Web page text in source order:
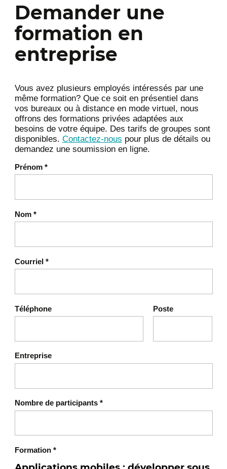
Demander une
formation en
entreprise
Vous avez plusieurs employés intéressés par une
même formation? Que ce soit en présentiel dans
vos bureaux ou à distance en mode virtuel, nous
offrons des formations privées adaptées aux
besoins de votre équipe. Des tarifs de groupes sont
disponibles. Contactez-nous pour plus de détails ou
demandez une soumission en ligne.
Prénom *
Nom *
Courriel *
Téléphone Poste
Entreprise
Nombre de participants *
Formation *